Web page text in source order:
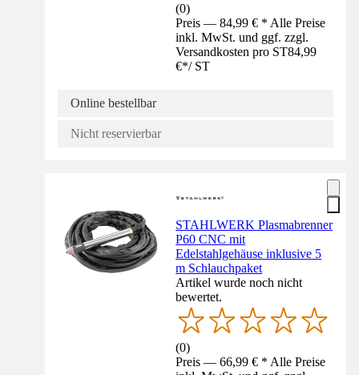
(0)
Preis — 84,99 € * Alle Preise
inkl. MwSt. und ggf. zzgl.
Versandkosten pro ST84,99
€*/ ST
Online bestellbar
Nicht reservierbar
STAHLWERK Plasmabrenner
P60 CNC mit
Edelstahlgehäuse inklusive 5
m Schlauchpaket
Artikel wurde noch nicht
bewertet.
(0)
Preis — 66,99 € * Alle Preise